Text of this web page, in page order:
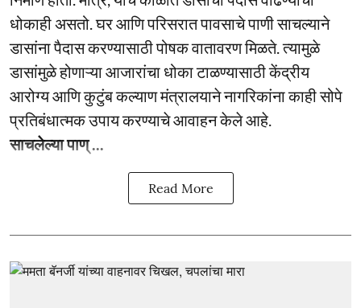
धोकाही असतो. घर आणि परिसरात पावसाचे पाणी साचल्याने
डासांना पैदास करण्यासाठी पोषक वातावरण मिळते. त्यामुळे
डासांमुळे होणाऱ्या आजारांचा धोका टाळण्यासाठी केंद्रीय
आरोग्य आणि कुटुंब कल्याण मंत्रालयाने नागरिकांना काही सोपे
प्रतिबंधात्मक उपाय करण्याचे आवाहन केले आहे.
साचलेल्या पाण् ...
Read More